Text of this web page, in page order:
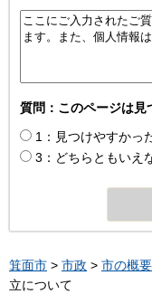
質問：このページは見
1：見つけやすかっ
3：どちらともいえ
箕面市 > 市政 > 市の概要
立について